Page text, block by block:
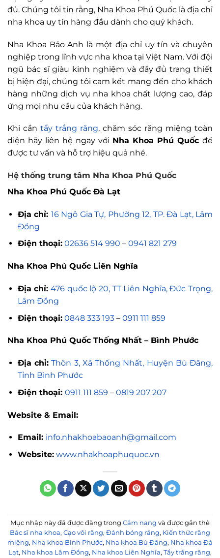
đủ. Chúng tôi tin rằng, Nha Khoa Phú Quốc là địa chỉ
nha khoa uy tín hàng đầu dành cho quý khách.
Nha Khoa Bảo Anh là một địa chỉ uy tín và chuyên
nghiệp trong lĩnh vực nha khoa tại Việt Nam. Với đội
ngũ bác sĩ giàu kinh nghiệm và đầy đủ trang thiết
bị hiện đại, chúng tôi cam kết mang đến cho khách
hàng những dịch vụ nha khoa chất lượng cao, đáp
ứng mọi nhu cầu của khách hàng.
Khi cần tẩy trắng răng, chăm sóc răng miệng toàn
diện hãy liên hệ ngay với Nha Khoa Phú Quốc để
được tư vấn và hỗ trợ hiệu quả nhé.
Hệ thống trung tâm Nha Khoa Phú Quốc
Nha Khoa Phú Quốc Đà Lạt
Địa chỉ: 16 Ngô Gia Tự, Phường 12, TP. Đà Lạt, Lâm
Đồng
Điện thoại: 02636 514 990 – 0941 821 279
Nha Khoa Phú Quốc Liên Nghĩa
Địa chỉ: 476 quốc lộ 20, TT Liên Nghĩa, Đức Trọng,
Lâm Đồng
Điện thoại: 0848 333 193– 0911 111 859
Nha Khoa Phú Quốc Thống Nhất – Bình Phước
Địa chỉ: Thôn 3, Xã Thống Nhất, Huyện Bù Đăng,
Tỉnh Bình Phước
Điện thoại: 0911 111 859 – 0819 207 207
Website & Email:
Email: info.nhakhoabaoanh@gmail.com
Website: www.nhakhoaphuquoc.vn
Mục nhập này đã được đăng trong Cẩm nang và được gắn thẻ
Bác sĩ nha khoa, Cạo vôi răng, Đánh bóng răng, Kiến thức răng
miệng, Nha khoa Bình Phước, Nha khoa Bù Đăng, Nha khoa Đà
Lạt, Nha khoa Lâm Đồng, Nha khoa Liên Nghĩa, Tẩy trắng răng,